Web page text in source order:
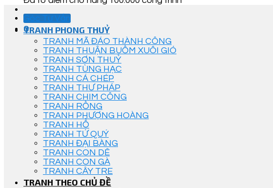
Góc Tư Vấn
0
TRANH PHONG THUỶ
TRANH MÃ ĐÁO THÀNH CÔNG
TRANH THUẬN BUỒM XUÔI GIÓ
TRANH SƠN THUỶ
TRANH TÙNG HẠC
TRANH CÁ CHÉP
TRANH THƯ PHÁP
TRANH CHIM CÔNG
TRANH RỒNG
TRANH PHƯỢNG HOÀNG
TRANH HỔ
TRANH TỨ QUÝ
TRANH ĐẠI BÀNG
TRANH CON DÊ
TRANH CON GÀ
TRANH CÂY TRE
TRANH THEO CHỦ ĐỀ